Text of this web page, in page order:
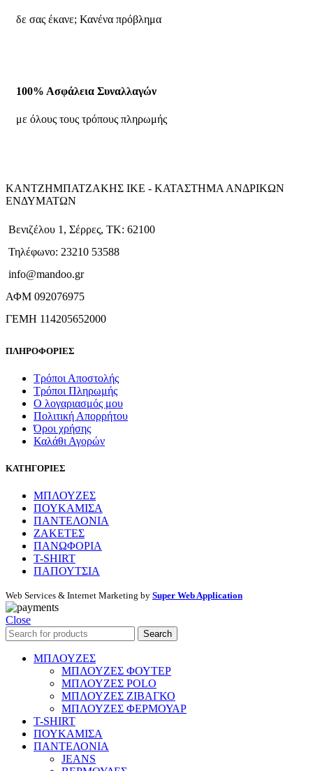
δε σας έκανε; Κανένα πρόβλημα
100% Ασφάλεια Συναλλαγών
με όλους τους τρόπους πληρωμής
ΚΑΝΤΖΗΜΠΑΤΖΑΚΗΣ ΙΚΕ - ΚΑΤΑΣΤΗΜΑ ΑΝΔΡΙΚΩΝ
ΕΝΔΥΜΑΤΩΝ
Βενιζέλου 1, Σέρρες, ΤΚ: 62100
Τηλέφωνο: 23210 53588
info@mandoo.gr
ΑΦΜ 092076975
ΓΕΜΗ 114205652000
ΠΛΗΡΟΦΟΡΙΕΣ
Τρόποι Αποστολής
Τρόποι Πληρωμής
Ο λογαριασμός μου
Πολιτική Απορρήτου
Όροι χρήσης
Καλάθι Αγορών
ΚΑΤΗΓΟΡΙΕΣ
ΜΠΛΟΥΖΕΣ
ΠΟΥΚΑΜΙΣΑ
ΠΑΝΤΕΛΟΝΙΑ
ΖΑΚΕΤΕΣ
ΠΑΝΩΦΟΡΙΑ
T-SHIRT
ΠΑΠΟΥΤΣΙΑ
Web Services & Internet Marketing by Super Web Application
Close
Search
ΜΠΛΟΥΖΕΣ
ΜΠΛΟΥΖΕΣ ΦΟΥΤΕΡ
ΜΠΛΟΥΖΕΣ POLO
ΜΠΛΟΥΖΕΣ ΖΙΒΑΓΚΟ
ΜΠΛΟΥΖΕΣ ΦΕΡΜΟΥΑΡ
T-SHIRT
ΠΟΥΚΑΜΙΣΑ
ΠΑΝΤΕΛΟΝΙΑ
JEANS